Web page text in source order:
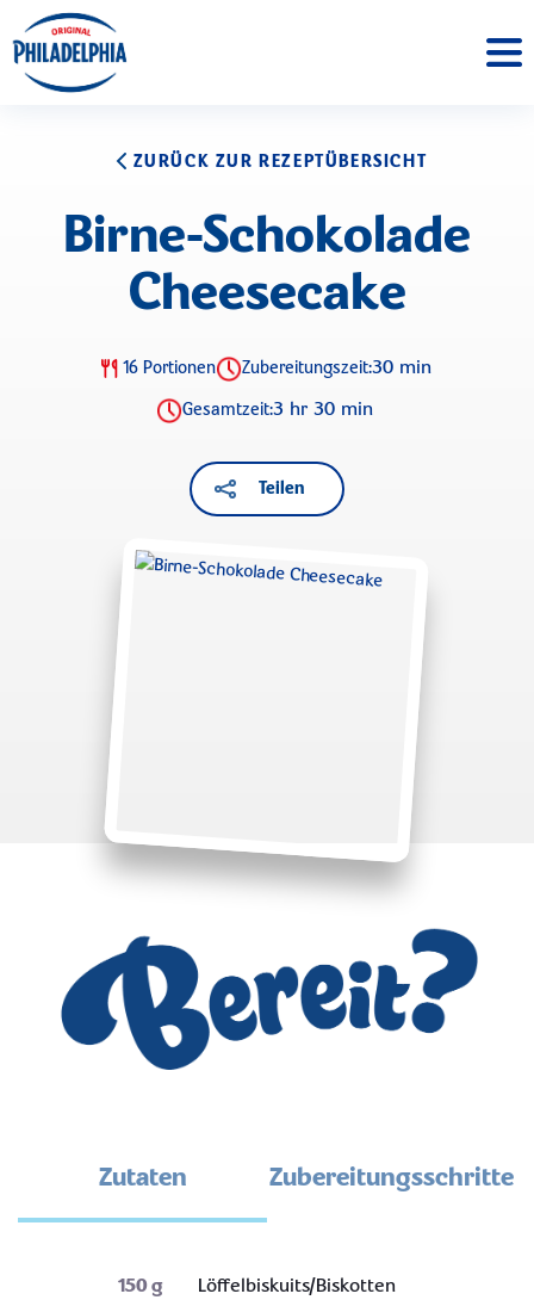
ZURÜCK ZUR REZEPTÜBERSICHT
Birne-Schokolade
Cheesecake
16 Portionen Zubereitungszeit:30 min
Gesamtzeit:3 hr 30 min
Teilen
Zutaten Zubereitungsschritte
150g
Löffelbiskuits/Biskotten